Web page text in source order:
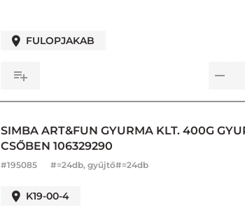
FULOPJAKAB
SIMBA ART&FUN GYURMA KLT. 400G
CSŐBEN 106329290
#195085 #=24db, gyűjtő#=24db
K19-00-4